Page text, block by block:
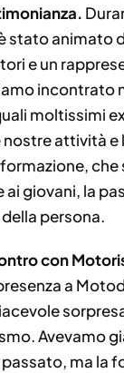
stato animato
e un
incontrato
moltissimi
attività e
che
ai giovani, la
persona.
con
a
Avevamo
ma la